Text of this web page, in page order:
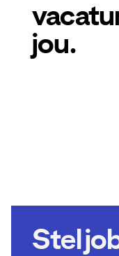
jou.
Stel